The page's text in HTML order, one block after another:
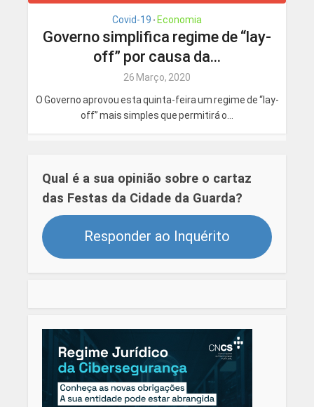
Covid-19 • Economia
Governo simplifica regime de “lay-
off” por causa da...
26 Março, 2020
O Governo aprovou esta quinta-feira um regime de “lay-
off” mais simples que permitirá o...
Qual é a sua opinião sobre o cartaz
das Festas da Cidade da Guarda?
Responder ao Inquérito